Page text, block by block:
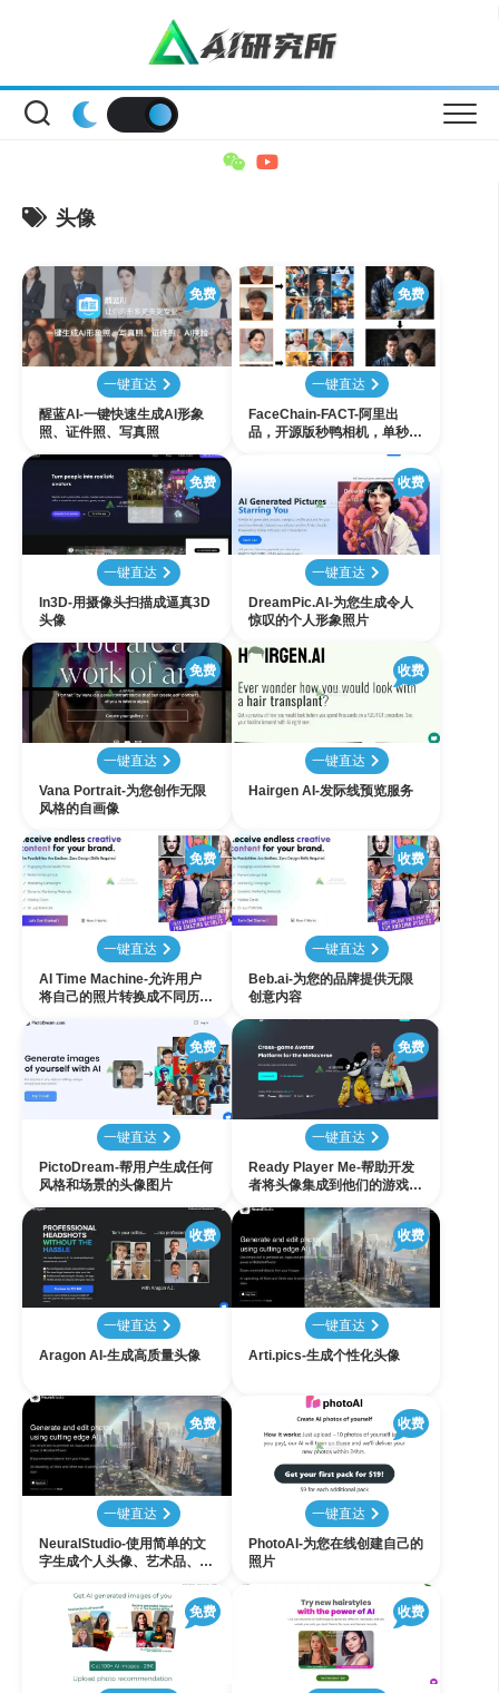
头像
免费
一键直达
醒蓝AI-一键快速生成Al形象
照、证件照、写真照
免费
一键直达
FaceChain-FACT-阿里出
品，开源版秒鸭相机，单秒级
免费
一键直达
In3D-用摄像头扫描成逼真3D
头像
收费
一键直达
DreamPic.AI-为您生成令人
惊叹的个人形象照片
免费
一键直达
Vana Portrait-为您创作无限
风格的自画像
收费
一键直达
Hairgen AI-发际线预览服务
免费
一键直达
AI Time Machine-允许用户
将自己的照片转换成不同历史
收费
一键直达
Beb.ai-为您的品牌提供无限
创意内容
免费
一键直达
PictoDream-帮用户生成任何
风格和场景的头像图片
免费
一键直达
Ready Player Me-帮助开发
者将头像集成到他们的游戏和
收费
一键直达
Aragon AI-生成高质量头像
收费
一键直达
Arti.pics-生成个性化头像
免费
一键直达
NeuralStudio-使用简单的文
字生成个人头像、艺术品、商
收费
一键直达
PhotoAI-为您在线创建自己的
照片
免费 收费